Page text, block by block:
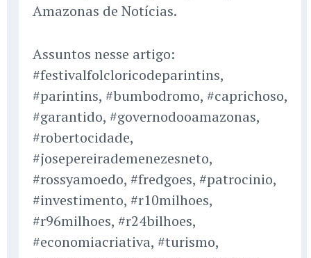
Amazonas de Notícias.
Assuntos nesse artigo:
#festivalfolcloricodeparintins,
#parintins, #bumbodromo, #caprichoso,
#garantido, #governodooamazonas,
#robertocidade,
#josepereirademenezesneto,
#rossyamoedo, #fredgoes, #patrocinio,
#investimento, #r10milhoes,
#r96milhoes, #r24bilhoes,
#economiacriativa, #turismo,